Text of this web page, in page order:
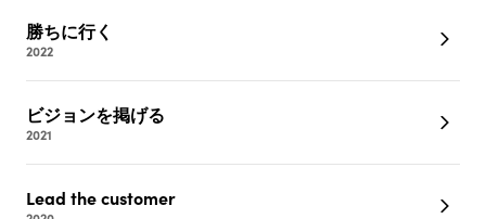
勝ちに行く
2022
ビジョンを掲げる
2021
Lead the customer